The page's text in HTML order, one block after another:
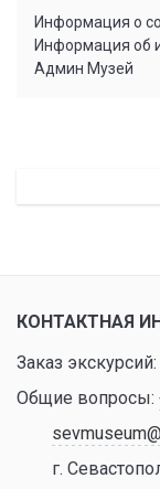
Информация о
Информация об
Админ Музей
КОНТАКТНАЯ
Заказ экскурсий:
Общие вопросы:
г.